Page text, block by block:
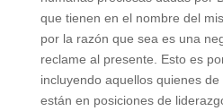
que tienen en el nombre del
por la razón que sea es una
reclame al presente. Esto es
incluyendo aquellos quienes
están en posiciones de